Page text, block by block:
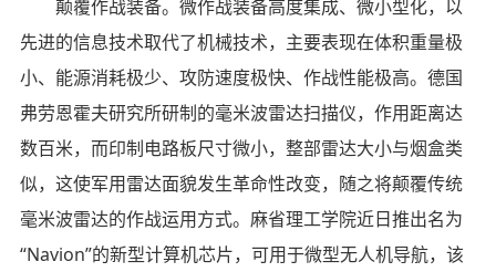
颠覆作战装备。微作战装备高度集成、微小型化，以
先进的信息技术取代了机械技术，主要表现在体积重量极
小、能源消耗极少、攻防速度极快、作战性能极高。德国
弗劳恩霍夫研究所研制的毫米波雷达扫描仪，作用距离达
数百米，而印制电路板尺寸微小，整部雷达大小与烟盒类
似，这使军用雷达面貌发生革命性改变，随之将颠覆传统
毫米波雷达的作战运用方式。麻省理工学院近日推出名为
“Navion”的新型计算机芯片，可用于微型无人机导航，该